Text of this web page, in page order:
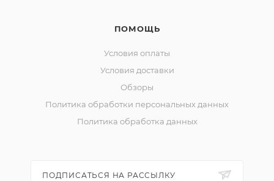
ПОМОЩЬ
Условия оплаты
Условия доставки
Обзоры
Политика обработки персональных данных
Политика обработка данных
ПОДПИСАТЬСЯ НА РАССЫЛКУ